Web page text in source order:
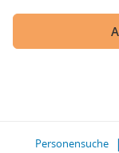
Personensuche